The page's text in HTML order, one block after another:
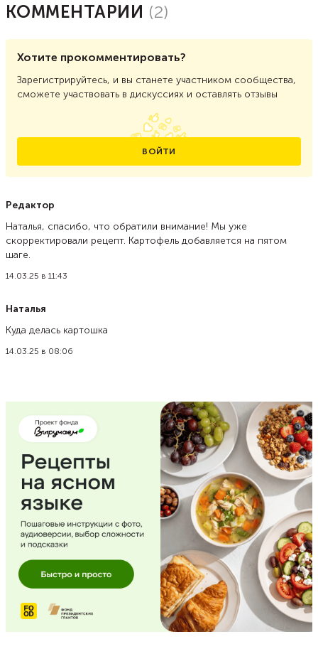
КОММЕНТАРИИ (2)
Хотите прокомментировать?
Зарегистрируйтесь, и вы станете участником сообщества,
сможете участвовать в дискуссиях и оставлять отзывы
ВОЙТИ
Редактор
Наталья, спасибо, что обратили внимание! Мы уже
скорректировали рецепт. Картофель добавляется на пятом
шаге.
14.03.25 в 11:43
Наталья
Куда делась картошка
14.03.25 в 08:06